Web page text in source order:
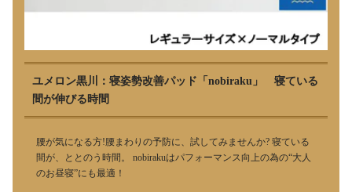
ユメロン黒川：寝姿勢改善パッド「nobiraku」 寝ている
間が伸びる時間
腰が気になる方!腰まわりの予防に、試してみませんか? 寝ている
間が、ととのう時間。 nobirakuはパフォーマンス向上の為の“大人
のお昼寝”にも最適！